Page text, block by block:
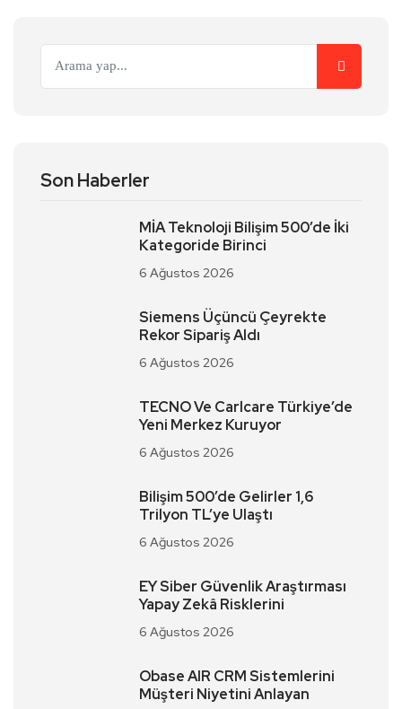
Son Haberler
MİA Teknoloji Bilişim 500’de İki
Kategoride Birinci
6 Ağustos 2026
Siemens Üçüncü Çeyrekte
Rekor Sipariş Aldı
6 Ağustos 2026
TECNO Ve Carlcare Türkiye’de
Yeni Merkez Kuruyor
6 Ağustos 2026
Bilişim 500’de Gelirler 1,6
Trilyon TL’ye Ulaştı
6 Ağustos 2026
EY Siber Güvenlik Araştırması
Yapay Zekâ Risklerini
6 Ağustos 2026
Obase AIR CRM Sistemlerini
Müşteri Niyetini Anlayan